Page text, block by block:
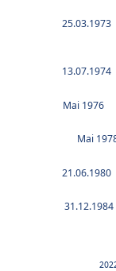
25.03.1973
13.07.1974
Mai 1976
Mai
21.06.1980
31.12.1984